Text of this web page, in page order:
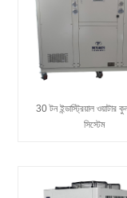
30 টন ইন্ডাস্ট্রিয়াল ওয়াটার
সিস্টেম